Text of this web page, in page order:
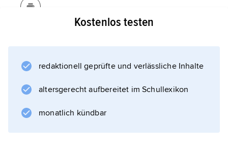
im Frankenreich vollzogenen Verschmelzung
der personenrechtlichen Vasallität und des
sachenrechtlichen Benefizialwesens. Die
gallorömischen Kommendation und der
Kostenlos testen
redaktionell geprüfte und verlässliche Inhalte
altersgerecht aufbereitet im Schullexikon
monatlich kündbar